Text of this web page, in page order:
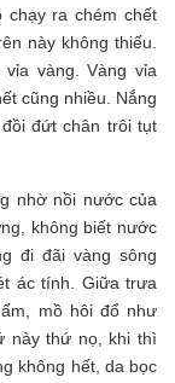
ra chém chết
này không thiếu.
vàng. Vàng vỉa
cũng nhiều. Nắng
đứt chân trôi tụt
nhờ nồi nước của
không biết nước
đi đãi vàng sông
ác tính. Giữa trưa
mồ hôi đổ như
này thứ nọ, khi thì
không hết, da bọc